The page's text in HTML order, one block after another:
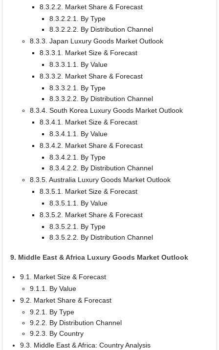
8.3.2.2. Market Share & Forecast
8.3.2.2.1. By Type
8.3.2.2.2. By Distribution Channel
8.3.3. Japan Luxury Goods Market Outlook
8.3.3.1. Market Size & Forecast
8.3.3.1.1. By Value
8.3.3.2. Market Share & Forecast
8.3.3.2.1. By Type
8.3.3.2.2. By Distribution Channel
8.3.4. South Korea Luxury Goods Market Outlook
8.3.4.1. Market Size & Forecast
8.3.4.1.1. By Value
8.3.4.2. Market Share & Forecast
8.3.4.2.1. By Type
8.3.4.2.2. By Distribution Channel
8.3.5. Australia Luxury Goods Market Outlook
8.3.5.1. Market Size & Forecast
8.3.5.1.1. By Value
8.3.5.2. Market Share & Forecast
8.3.5.2.1. By Type
8.3.5.2.2. By Distribution Channel
9. Middle East & Africa Luxury Goods Market Outlook
9.1. Market Size & Forecast
9.1.1. By Value
9.2. Market Share & Forecast
9.2.1. By Type
9.2.2. By Distribution Channel
9.2.3. By Country
9.3. Middle East & Africa: Country Analysis